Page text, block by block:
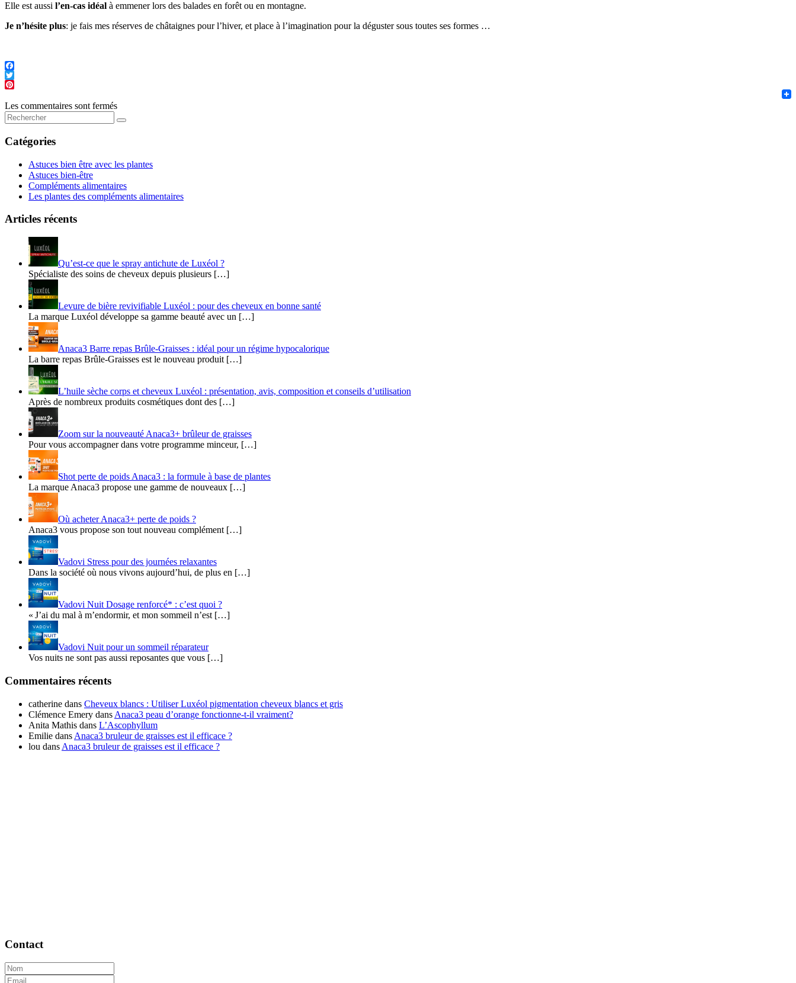
Elle est aussi l’en-cas idéal à emmener lors des balades en forêt ou en montagne.
Je n’hésite plus: je fais mes réserves de châtaignes pour l’hiver, et place à l’imagination pour la déguster sous toutes ses formes …
Les commentaires sont fermés
Catégories
Astuces bien être avec les plantes
Astuces bien-être
Compléments alimentaires
Les plantes des compléments alimentaires
Articles récents
Qu’est-ce que le spray antichute de Luxéol ?
Spécialiste des soins de cheveux depuis plusieurs […]
​​Levure de bière revivifiable Luxéol : pour des cheveux en bonne santé
La marque Luxéol développe sa gamme beauté avec un […]
Anaca3 Barre repas Brûle-Graisses : idéal pour un régime hypocalorique
La barre repas Brûle-Graisses est le nouveau produit […]
L’huile sèche corps et cheveux Luxéol : présentation, avis, composition et conseils d’utilisation
Après de nombreux produits cosmétiques dont des […]
Zoom sur la nouveauté Anaca3+ brûleur de graisses
Pour vous accompagner dans votre programme minceur, […]
Shot perte de poids Anaca3 : la formule à base de plantes
La marque Anaca3 propose une gamme de nouveaux […]
Où acheter Anaca3+ perte de poids ?
Anaca3 vous propose son tout nouveau complément […]
Vadovi Stress pour des journées relaxantes
Dans la société où nous vivons aujourd’hui, de plus en […]
Vadovi Nuit Dosage renforcé* : c’est quoi ?
« J’ai du mal à m’endormir, et mon sommeil n’est […]
Vadovi Nuit pour un sommeil réparateur
Vos nuits ne sont pas aussi reposantes que vous […]
Commentaires récents
catherine dans Cheveux blancs : Utiliser Luxéol pigmentation cheveux blancs et gris
Clémence Emery dans Anaca3 peau d’orange fonctionne-t-il vraiment?
Anita Mathis dans L’Ascophyllum
Emilie dans Anaca3 bruleur de graisses est il efficace ?
lou dans Anaca3 bruleur de graisses est il efficace ?
Contact